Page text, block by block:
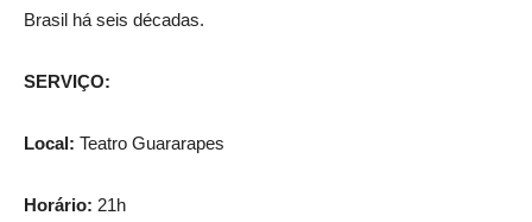
Brasil há seis décadas.
SERVIÇO:
Local: Teatro Guararapes
Horário: 21h